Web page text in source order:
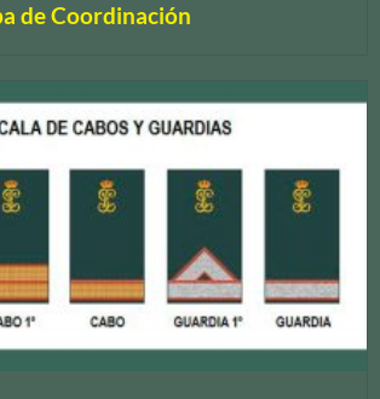
de Coordinación